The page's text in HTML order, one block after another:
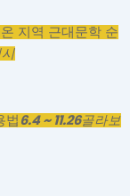
지역 근대문학 순
시
법 6.4 ~ 11.26골라보